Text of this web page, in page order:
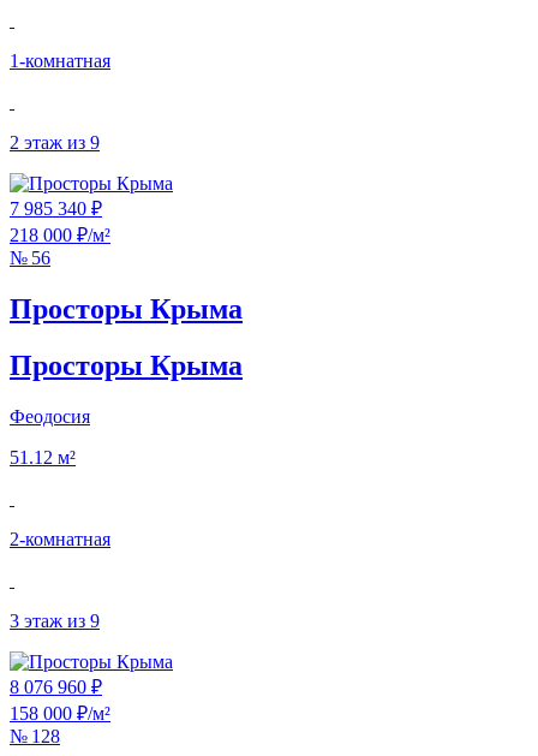
1‑комнатная
2 этаж из 9
7 985 340 ₽
218 000 ₽/м²
№ 56
Просторы Крыма
Просторы Крыма
Феодосия
51.12 м²
2‑комнатная
3 этаж из 9
8 076 960 ₽
158 000 ₽/м²
№ 128